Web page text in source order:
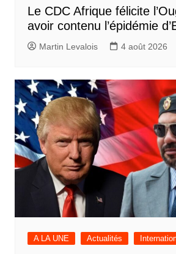
Le CDC Afrique félicite
avoir contenu l’épidémie
Martin Levalois 4 août 2026
A LA UNE Actualités